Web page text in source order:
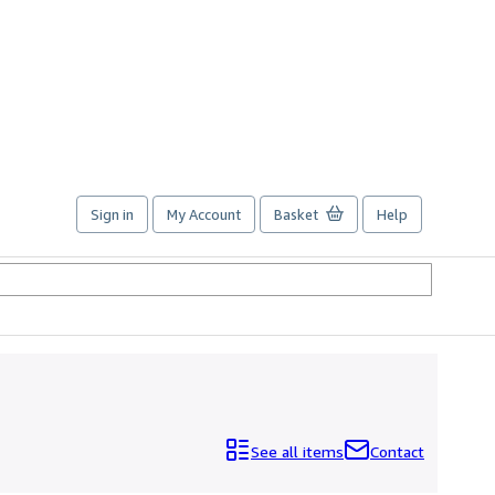
Sign in My Account Basket Help
See all items Contact